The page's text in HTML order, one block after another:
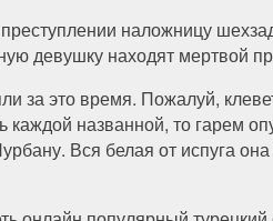
наложницу
девушку находят мертвой
за это время. Пожалуй,
каждой названной, то гарем
Вся белая от испуга